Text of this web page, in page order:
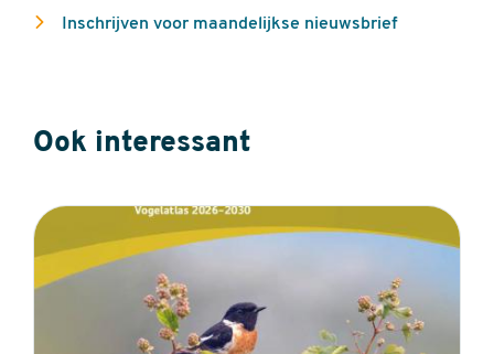
Inschrijven voor maandelijkse nieuwsbrief
Ook interessant